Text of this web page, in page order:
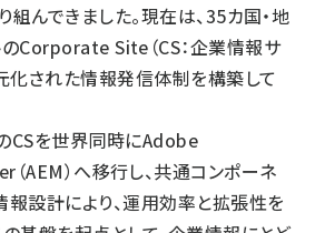
んできました。現在は、35カ国・地
のCorporate Site（CS：企業情報サ
化された情報発信体制を構築して
CSを世界同時にAdobe
AEM）へ移行し、共通コンポーネ
報設計により、運用効率と拡張性を